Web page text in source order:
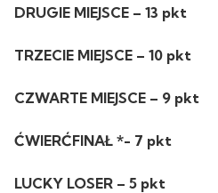
DRUGIE MIEJSCE – 13 pkt
TRZECIE MIEJSCE – 10 pkt
CZWARTE MIEJSCE – 9 pkt
ĆWIERĆFINAŁ *- 7 pkt
LUCKY LOSER – 5 pkt